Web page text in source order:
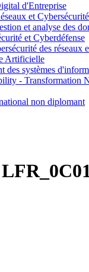
d'Entreprise
et Cybersécurité
et analyse des
et Cyberdéfense
des réseaux
Artificielle
des systèmes
- Transformation
non diplomant